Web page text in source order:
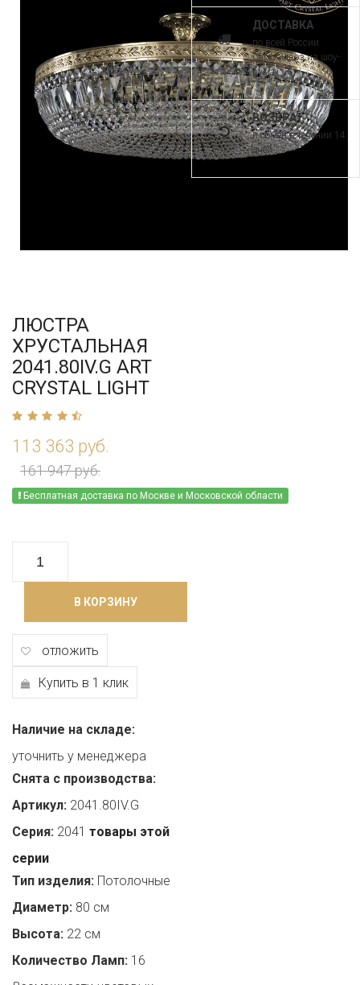
ЛЮСТРА
ХРУСТАЛЬНАЯ
2041.80IV.G ART
CRYSTAL LIGHT
113 363 руб.
161 947 руб.
Бесплатная доставка по Москве и Московской области
В КОРЗИНУ
отложить
Купить в 1 клик
Наличие на складе:
уточнить у менеджера
Снята с производства:
Артикул: 2041.80IV.G
Серия: 2041 товары этой
серии
Тип изделия: Потолочные
Диаметр: 80 см
Высота: 22 см
Количество Ламп: 16
ДОСТАВКА
по всей России.
Самовывоз из шоу-
рума
ВОЗВРАТ
и обмен в течении 14
дней